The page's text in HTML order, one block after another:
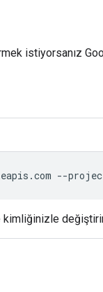
istiyorsanız
--
kimliğinizle